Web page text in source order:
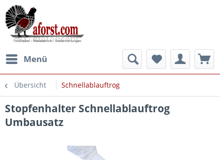
Menü
Übersicht Schnellablauftrog
Stopfenhalter Schnellablauftrog
Umbausatz